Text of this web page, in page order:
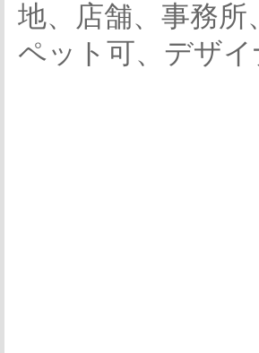
地、店舗、事務
ペット可、デザ